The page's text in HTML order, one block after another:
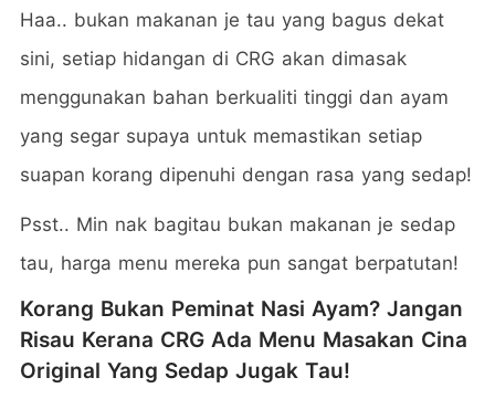
Haa.. bukan makanan je tau yang bagus dekat
sini, setiap hidangan di CRG akan dimasak
menggunakan bahan berkualiti tinggi dan ayam
yang segar supaya untuk memastikan setiap
suapan korang dipenuhi dengan rasa yang sedap!
Psst.. Min nak bagitau bukan makanan je sedap
tau, harga menu mereka pun sangat berpatutan!
Korang Bukan Peminat Nasi Ayam? Jangan
Risau Kerana CRG Ada Menu Masakan Cina
Original Yang Sedap Jugak Tau!